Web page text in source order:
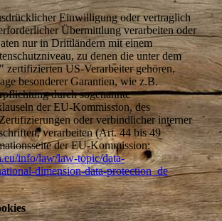
Einwilligung oder vertraglich
Übermittlung verarbeiten oder
nur in Drittländern mit einem
zu denen die unter dem
zertifizierten US-Verarbeiter gehören,
besonderer Garantien, wie z.B.
durch sogenannte
der EU-Kommission, des
oder verbindlicher interner
verarbeiten (Art. 44 bis 49
der EU-Kommission:
info/law/law-topic/data-
dimension-data-protection_de